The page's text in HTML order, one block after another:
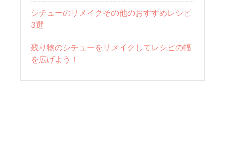
シチューのリメイクその他のおすすめレシピ
3選
残り物のシチューをリメイクしてレシピの幅
を広げよう！